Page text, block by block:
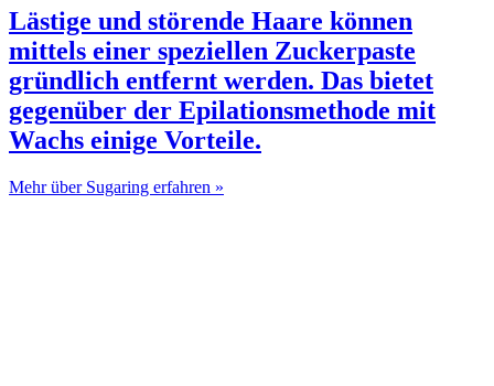
Lästige und störende Haare können
mittels einer speziellen Zuckerpaste
gründlich entfernt werden. Das bietet
gegenüber der Epilationsmethode mit
Wachs einige Vorteile.
Mehr über Sugaring erfahren »